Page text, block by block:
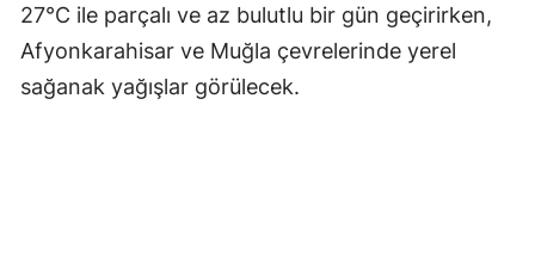
27°C ile parçalı ve az bulutlu bir gün geçirirken,
Afyonkarahisar ve Muğla çevrelerinde yerel
sağanak yağışlar görülecek.